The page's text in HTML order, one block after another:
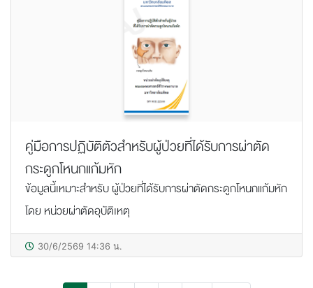
คู่มือการปฏิบัติตัวสำหรับผู้ป่วยที่ได้รับการผ่าตัด
กระดูกโหนกแก้มหัก
ข้อมูลนี้เหมาะสำหรับ ผู้ป่วยที่ได้รับการผ่าตัดกระดูกโหนกแก้มหัก
โดย หน่วยผ่าตัดอุบัติเหตุ
30/6/2569 14:36 น.